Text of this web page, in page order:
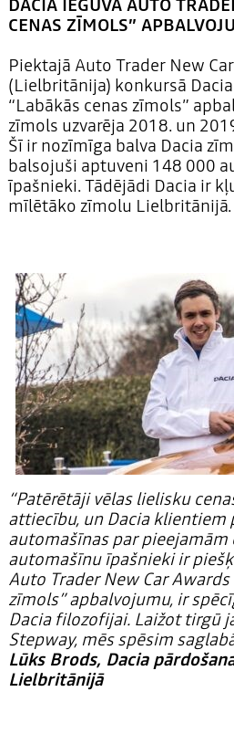
DACIA IEGUVA AUTO
CENAS ZĪMOLS”
Piektajā Auto Trader New
(Lielbritānija) konkursā
“Labākās cenas zīmols”
zīmols uzvarēja 2018. un
Šī ir nozīmīga balva Dacia
balsojuši aptuveni 148 000
īpašnieki. Tādējādi Dacia ir
mīlētāko zīmolu Lielbritānijā.
“Patērētāji vēlas lielisku
attiecību, un Dacia klientiem
automašīnas par pieejamām
automašīnu īpašnieki ir
Auto Trader New Car Awards
zīmols” apbalvojumu, ir
Dacia filozofijai. Laižot tirgū
Stepway, mēs spēsim
Lūks Brods, Dacia
Lielbritānijā